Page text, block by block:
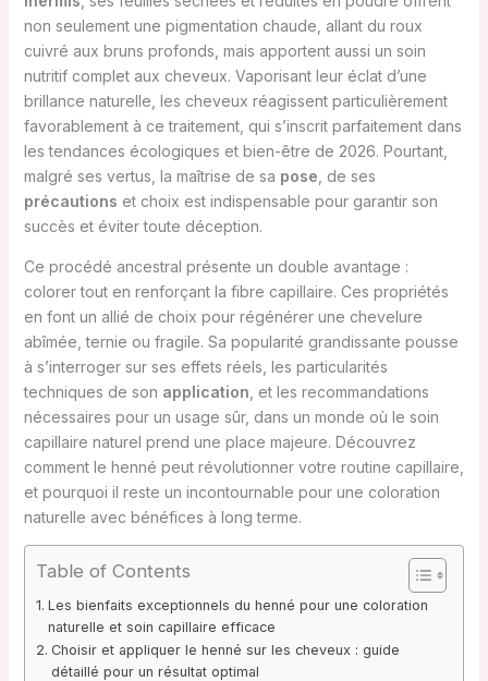
non seulement une pigmentation chaude, allant du roux
cuivré aux bruns profonds, mais apportent aussi un soin
nutritif complet aux cheveux. Vaporisant leur éclat d’une
brillance naturelle, les cheveux réagissent particulièrement
favorablement à ce traitement, qui s’inscrit parfaitement dans
les tendances écologiques et bien-être de 2026. Pourtant,
malgré ses vertus, la maîtrise de sa pose , de ses
précautions et choix est indispensable pour garantir son
succès et éviter toute déception.
Ce procédé ancestral présente un double avantage :
colorer tout en renforçant la fibre capillaire. Ces propriétés
en font un allié de choix pour régénérer une chevelure
abîmée, ternie ou fragile. Sa popularité grandissante pousse
à s’interroger sur ses effets réels, les particularités
techniques de son application , et les recommandations
nécessaires pour un usage sûr, dans un monde où le soin
capillaire naturel prend une place majeure. Découvrez
comment le henné peut révolutionner votre routine capillaire,
et pourquoi il reste un incontournable pour une coloration
naturelle avec bénéfices à long terme.
Table of Contents
Les bienfaits exceptionnels du henné pour une coloration
naturelle et soin capillaire efficace
Choisir et appliquer le henné sur les cheveux : guide
détaillé pour un résultat optimal